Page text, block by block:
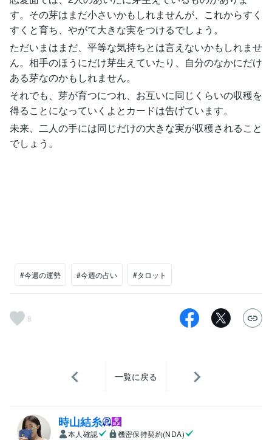
す。その芽はまだ小さいかもしれませんが、これからすく
すくと育ち、やがて大きな実をつけるでしょう。
ただいまはまだ、平等な気持ちとは言えないかもしれませ
ん。相手のほうにだけ芽生えていたり、自分のなかにだけ
ある芽なのかもしれません。
それでも、芽が育つにつれ、お互いに同じくらいの収穫を
得ることになっていくよとカードは告げています。
未来、二人の手には同じだけの大きな実が収穫されること
でしょう。
#今週の運勢 #今週の占い #タロット
8
一覧に戻る
時山結糸
本人確認
機密保持契約(NDA)